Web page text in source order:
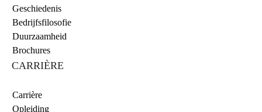
Geschiedenis
Bedrijfsfilosofie
Duurzaamheid
Brochures
CARRIÈRE
Carrière
Opleiding